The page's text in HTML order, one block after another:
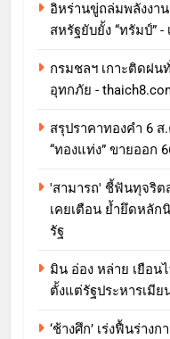
อิหร่านขู่ถล่มพลังงา
สหรัฐยับยั้ง “ทรัมป์” -
กรมชลฯ เกาะติดฝน
อุทกภัย -
สรุปราคาทองคำ 6 ส
“ทองแท่ง” ขายออก
'สามารถ' ชี้ฟันทุจริต
เคยเตือน ย้ำยึดหลัก
รัฐ
มิน อ่อง หล่าย เยือน
ตั้งแต่รัฐประหารเมีย
‘ช้างศึก’ เร่งฟื้นร่าง